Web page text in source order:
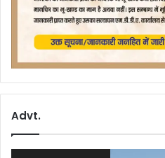
Advt.